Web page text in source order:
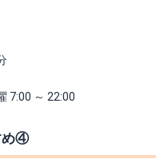
7:00 ～ 22:00
め④